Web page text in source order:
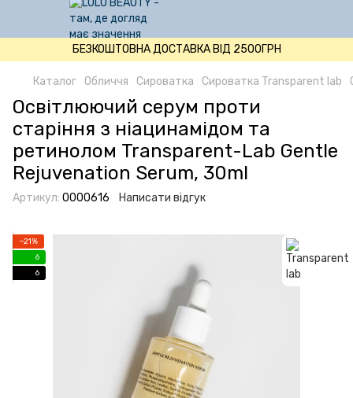
БЕЗКОШТОВНА ДОСТАВКА ВІД 2500ГРН
Каталог Обличчя Сироватка Сироватка Transparent lab
Освітлюючий серум проти
старіння з ніацинамідом та
ретинолом Transparent-Lab Gentle
Rejuvenation Serum, 30ml
Артикул: 0000616 Написати відгук
−21%
6
6